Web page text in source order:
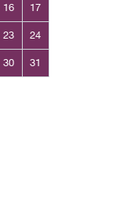
16 17
23 24
30 31